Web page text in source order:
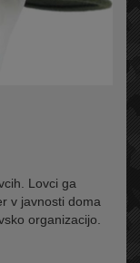
Lovci ga
v javnosti doma
organizacijo.